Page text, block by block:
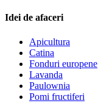
Idei de afaceri
Apicultura
Catina
Fonduri europene
Lavanda
Paulownia
Pomi fructiferi